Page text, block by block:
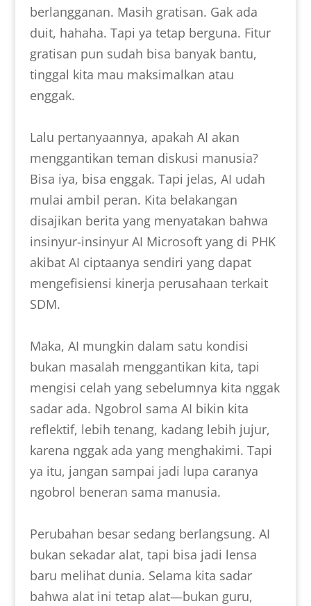
berlangganan. Masih gratisan. Gak ada
duit, hahaha. Tapi ya tetap berguna. Fitur
gratisan pun sudah bisa banyak bantu,
tinggal kita mau maksimalkan atau
enggak.
Lalu pertanyaannya, apakah AI akan
menggantikan teman diskusi manusia?
Bisa iya, bisa enggak. Tapi jelas, AI udah
mulai ambil peran. Kita belakangan
disajikan berita yang menyatakan bahwa
insinyur-insinyur AI Microsoft yang di PHK
akibat AI ciptaanya sendiri yang dapat
mengefisiensi kinerja perusahaan terkait
SDM.
Maka, AI mungkin dalam satu kondisi
bukan masalah menggantikan kita, tapi
mengisi celah yang sebelumnya kita nggak
sadar ada. Ngobrol sama AI bikin kita
reflektif, lebih tenang, kadang lebih jujur,
karena nggak ada yang menghakimi. Tapi
ya itu, jangan sampai jadi lupa caranya
ngobrol beneran sama manusia.
Perubahan besar sedang berlangsung. AI
bukan sekadar alat, tapi bisa jadi lensa
baru melihat dunia. Selama kita sadar
bahwa alat ini tetap alat—bukan guru,